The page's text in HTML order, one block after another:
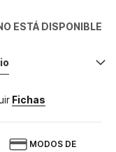
ESTÁ DISPONIBLE
Fichas
MODOS DE